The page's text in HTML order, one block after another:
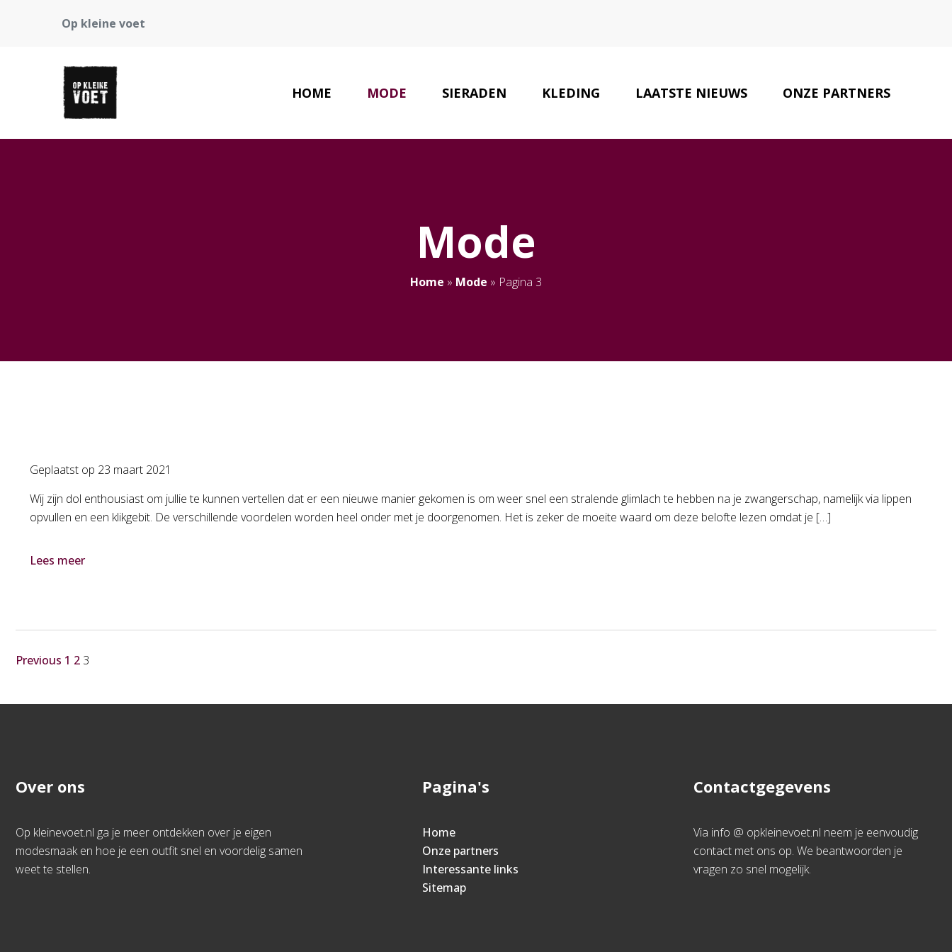
Op kleine voet
HOME MODE SIERADEN KLEDING LAATSTE NIEUWS ONZE PARTNERS
Mode
Home » Mode » Pagina 3
Geplaatst op 23 maart 2021
Wij zijn dol enthousiast om jullie te kunnen vertellen dat er een nieuwe manier gekomen is om weer snel een stralende glimlach te hebben na je zwangerschap, namelijk via lippen
opvullen en een klikgebit. De verschillende voordelen worden heel onder met je doorgenomen. Het is zeker de moeite waard om deze belofte lezen omdat je […]
Lees meer
Previous 1 2 3
Over ons
Op kleinevoet.nl ga je meer ontdekken over je eigen
modesmaak en hoe je een outfit snel en voordelig samen
weet te stellen.
Pagina's
Home
Onze partners
Interessante links
Sitemap
Contactgegevens
Via info @ opkleinevoet.nl neem je eenvoudig
contact met ons op. We beantwoorden je
vragen zo snel mogelijk.